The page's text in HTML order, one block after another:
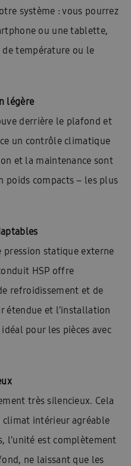
système : vous pourrez
ou une tablette,
température ou le
légère
derrière le plafond et
un contrôle climatique
et la maintenance sont
poids compacts – les plus
pression statique externe
HSP offre
refroidissement et de
étendue et l’installation
pour les pièces avec
très silencieux. Cela
climat intérieur agréable
l’unité est complètement
ne laissant que les